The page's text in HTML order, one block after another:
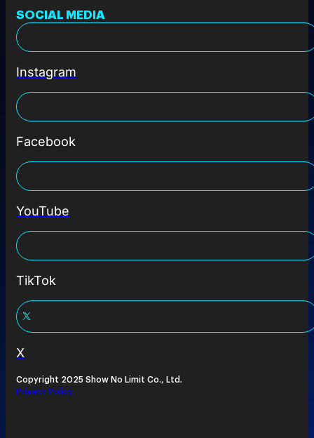
SOCIAL MEDIA
Instagram
Facebook
YouTube
TikTok
X
Copyright 2025 Show No Limit Co., Ltd.
Privacy Policy